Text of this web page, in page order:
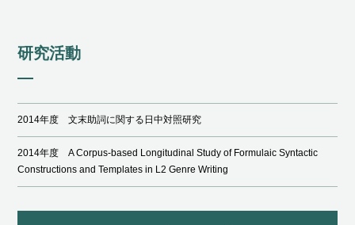
研究活動
2014年度 文末助詞に関する日中対照研究
2014年度 A Corpus-based Longitudinal Study of Formulaic Syntactic
Constructions and Templates in L2 Genre Writing